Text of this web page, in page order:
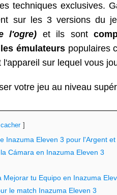
techniques exclusives.
sur les 3 versions du
l'ogre) et ils sont
émulateurspopulaires
sur lequel vous
votre jeu au niveau
cacher
Inazuma Eleven 3 pour l'Argent
Cámara en Inazuma Eleven 3
Mejorar tu Equipo en Inazuma
le match Inazuma Eleven 3